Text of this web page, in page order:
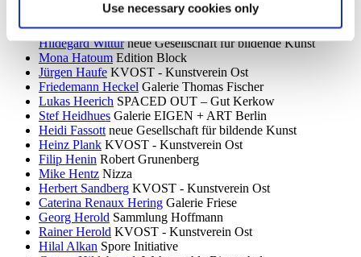
Use necessary cookies only
KVOST - Kunstverein Ost
Harald Krainer, Lutz Marx, Herbert Meyer, Veronika Patzuda,
Hildegard Wittur neue Gesellschaft für bildende Kunst
Mona Hatoum Edition Block
Jürgen Haufe KVOST - Kunstverein Ost
Friedemann Heckel Galerie Thomas Fischer
Lukas Heerich SPACED OUT – Gut Kerkow
Stef Heidhues Galerie EIGEN + ART Berlin
Heidi Fassott neue Gesellschaft für bildende Kunst
Heinz Plank KVOST - Kunstverein Ost
Filip Henin Robert Grunenberg
Mike Hentz Nizza
Herbert Sandberg KVOST - Kunstverein Ost
Caterina Renaux Hering Galerie Friese
Georg Herold Sammlung Hoffmann
Rainer Herold KVOST - Kunstverein Ost
Hilal Alkan Spore Initiative